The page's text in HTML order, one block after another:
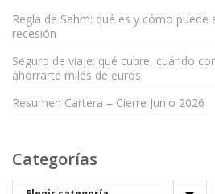
Regla de Sahm: qué es y cómo
recesión
Seguro de viaje: qué cubre, cuándo
ahorrarte miles de euros
Resumen Cartera – Cierre Junio 2026
Categorías